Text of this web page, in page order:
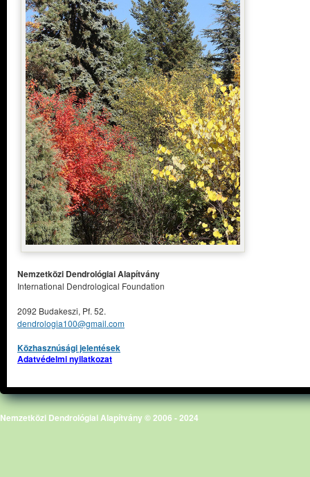
Nemzetközi Dendrológiai Alapítvány
International Dendrological Foundation
2092 Budakeszi, Pf. 52.
dendrologia100@gmail.com
Közhasznúsági jelentések
Adatvédelmi nyilatkozat
Nemzetközi Dendrológiai Alapítvány © 2006 - 2024